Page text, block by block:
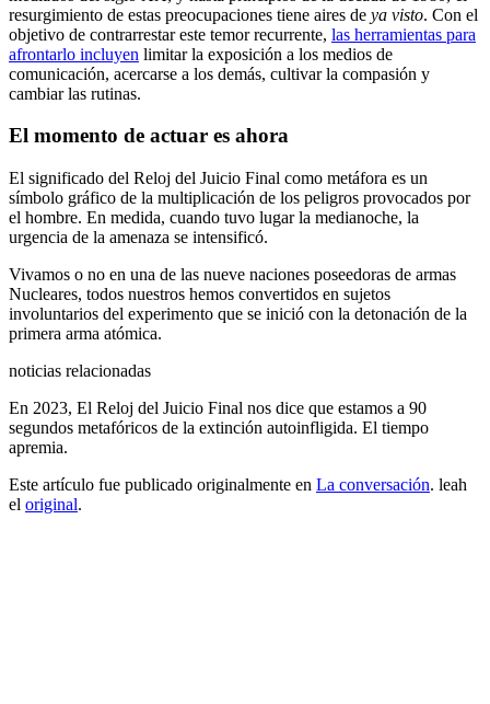
resurgimiento de estas preocupaciones tiene aires de ya visto. Con el
objetivo de contrarrestar este temor recurrente, las herramientas para
afrontarlo incluyen limitar la exposición a los medios de
comunicación, acercarse a los demás, cultivar la compasión y
cambiar las rutinas.
El momento de actuar es ahora
El significado del Reloj del Juicio Final como metáfora es un
símbolo gráfico de la multiplicación de los peligros provocados por
el hombre. En medida, cuando tuvo lugar la medianoche, la
urgencia de la amenaza se intensificó.
Vivamos o no en una de las nueve naciones poseedoras de armas
Nucleares, todos nuestros hemos convertidos en sujetos
involuntarios del experimento que se inició con la detonación de la
primera arma atómica.
noticias relacionadas
En 2023, El Reloj del Juicio Final nos dice que estamos a 90
segundos metafóricos de la extinción autoinfligida. El tiempo
apremia.
Este artículo fue publicado originalmente en La conversación. leah
el original.